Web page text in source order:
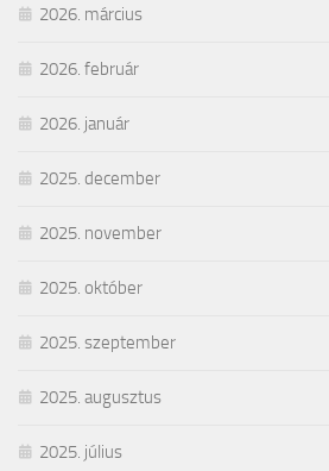
2026. március
2026. február
2026. január
2025. december
2025. november
2025. október
2025. szeptember
2025. augusztus
2025. július